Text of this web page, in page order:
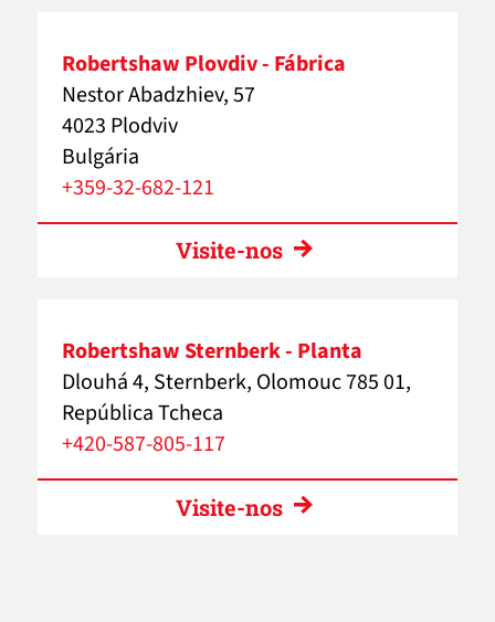
Robertshaw Plovdiv - Fábrica
Nestor Abadzhiev, 57
4023 Plodviv
Bulgária
+359-32-682-121
Visite-nos
Robertshaw Sternberk - Planta
Dlouhá 4, Sternberk, Olomouc 785 01,
República Tcheca
+420-587-805-117
Visite-nos